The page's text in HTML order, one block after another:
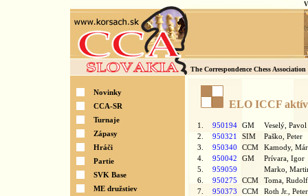
The Correspondence Chess
Novinky
CCA-SR
Turnaje
Zápasy
Hráči
Partie
SVK Base
ME družstiev
ELO ICCF
1. 950194 GM
Veselý,
2.
950321 SIM
Paško, Peter
3.
950340 CCM
Kamody,
4.
950042 GM
Prívara, Igor
5.
959059
Marko,
6.
950275 CCM
Toma,
7.
950373 CCM
Roth Jr.,